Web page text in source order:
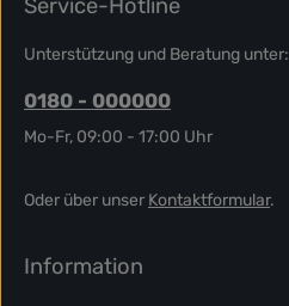
Service-Hotline
Unterstützung und Beratung unter:
0180 - 000000
Mo-Fr, 09:00 - 17:00 Uhr
Oder über unser Kontaktformular.
Information